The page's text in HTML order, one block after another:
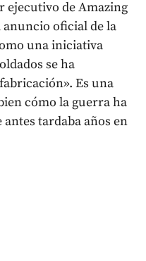
de Amazing
oficial de la
una iniciativa
se ha
Es una
cómo la guerra ha
antes tardaba años en